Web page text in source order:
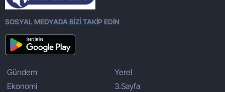
SOSYAL MEDYADA BİZİ TAKİP EDİN
Gündem
Ekonomi
Yerel
3.Sayfa